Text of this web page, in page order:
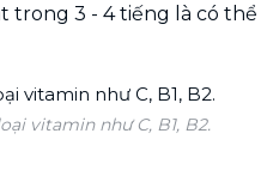
trong 3 - 4 tiếng là có thể
vitamin như C, B1, B2.